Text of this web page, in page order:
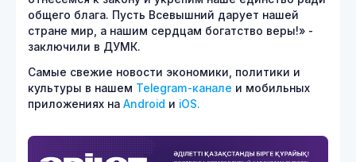
общего блага. Пусть Всевышний дарует нашей
стране мир, а нашим сердцам богатство веры!» -
заключили в ДУМК.
Самые свежие новости экономики, политики и
культуры в нашем Telegram-канале и мобильных
приложениях на Android и iOS.